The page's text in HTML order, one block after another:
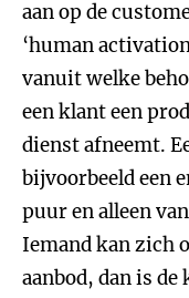
aan op de
‘human
vanuit welke
een klant een
dienst afneemt.
bijvoorbeeld een
puur en alleen
Iemand kan zich
aanbod, dan is